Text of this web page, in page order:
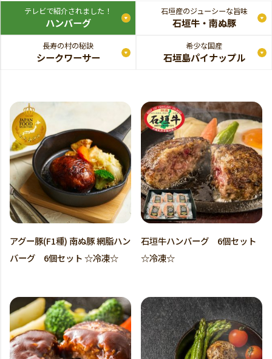
テレビで紹介されました！
ハンバーグ
石垣産のジューシーな旨味
石垣牛・南ぬ豚
長寿の村の秘訣
シークワーサー
希少な国産
石垣島パイナップル
アグー豚(F1種) 南ぬ豚 網脂ハン
バーグ 6個セット ☆冷凍☆
石垣牛ハンバーグ 6個セット
☆冷凍☆